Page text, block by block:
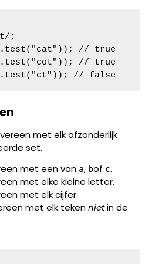
;
// true
// true
// false
met elk afzonderlijk
set.
met een van a, bof c.
met elke kleine letter.
met elk cijfer.
met elk tekennietin de